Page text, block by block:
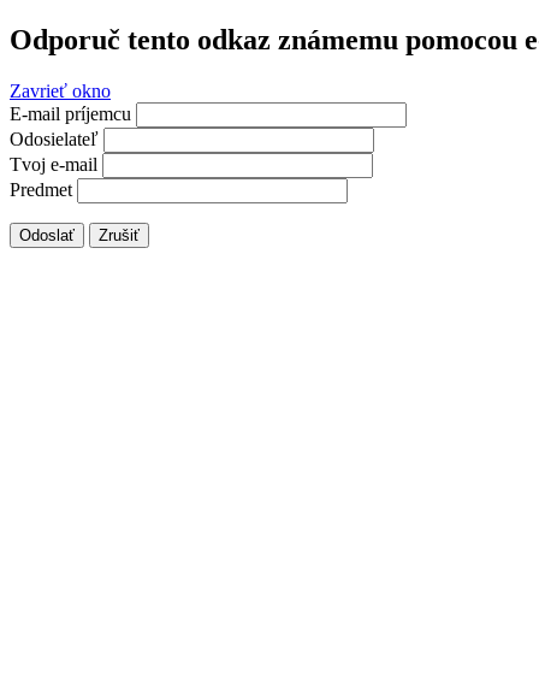
Odporuč tento odkaz známemu pomocou
Zavrieť okno
E-mail príjemcu
Odosielateľ
Tvoj e-mail
Predmet
Odoslať Zrušiť